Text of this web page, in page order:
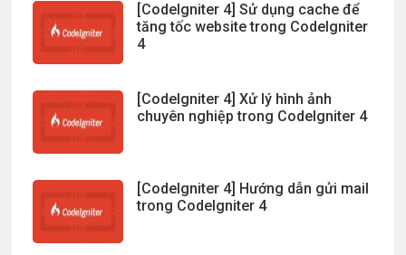
[CodeIgniter 4] Sử dụng cache để
tăng tốc website trong CodeIgniter
4
[CodeIgniter 4] Xử lý hình ảnh
chuyên nghiệp trong CodeIgniter 4
[CodeIgniter 4] Hướng dẫn gửi mail
trong CodeIgniter 4